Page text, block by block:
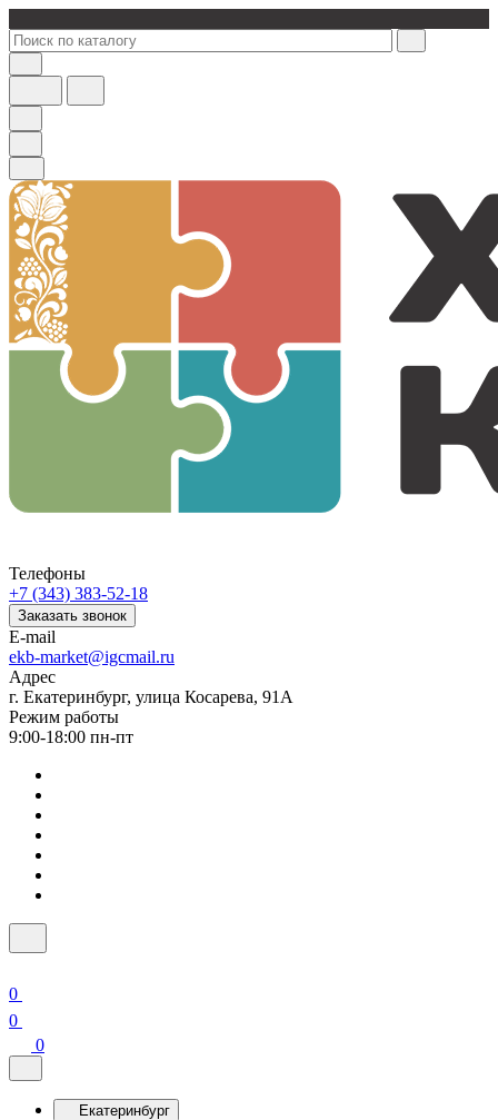
Телефоны
+7 (343) 383-52-18
Заказать звонок
E-mail
ekb-market@igcmail.ru
Адрес
г. Екатеринбург, улица Косарева, 91А
Режим работы
9:00-18:00 пн-пт
0
0
0
Екатеринбург